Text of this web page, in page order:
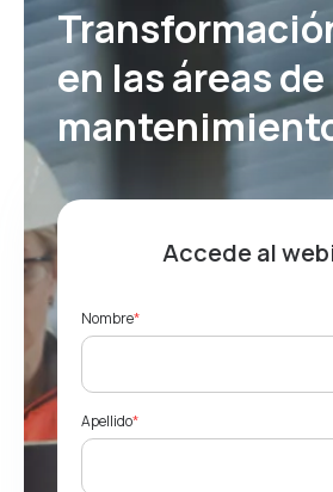
en las áreas de
Accede al
Nombre*
Apellido*